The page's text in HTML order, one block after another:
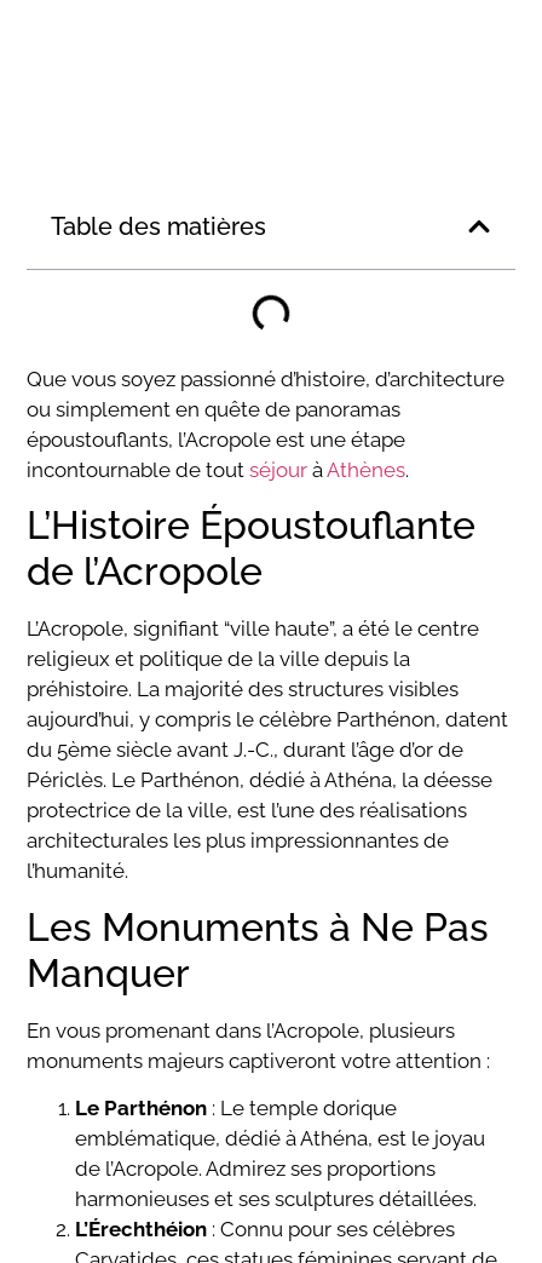
Table des matières
Que vous soyez passionné d’histoire, d’architecture
ou simplement en quête de panoramas
époustouflants, l’Acropole est une étape
incontournable de toutséjour àAthènes.
L’Histoire Époustouflante
de l’Acropole
L’Acropole, signifiant “ville haute”, a été le centre
religieux et politique de la ville depuis la
préhistoire. La majorité des structures visibles
aujourd’hui, y compris le célèbre Parthénon, datent
du 5ème siècle avant J.-C., durant l’âge d’or de
Périclès. Le Parthénon, dédié à Athéna, la déesse
protectrice de la ville, est l’une des réalisations
architecturales les plus impressionnantes de
l’humanité.
Les Monuments à Ne Pas
Manquer
En vous promenant dans l’Acropole, plusieurs
monuments majeurs captiveront votre attention :
Le Parthénon : Le temple dorique
emblématique, dédié à Athéna, est le joyau
de l’Acropole. Admirez ses proportions
harmonieuses et ses sculptures détaillées.
L’Érechthéion : Connu pour ses célèbres